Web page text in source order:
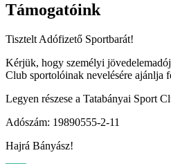
Támogatóink
Tisztelt Adófizető Sportbarát!
Kérjük, hogy személyi
Club sportolóinak nevelésére ajánlja
Legyen részese a Tatabányai Sport
Adószám: 19890555-2-11
Hajrá Bányász!